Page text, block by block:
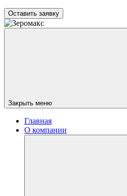
Оставить заявку
Закрыть меню
Главная
О компании